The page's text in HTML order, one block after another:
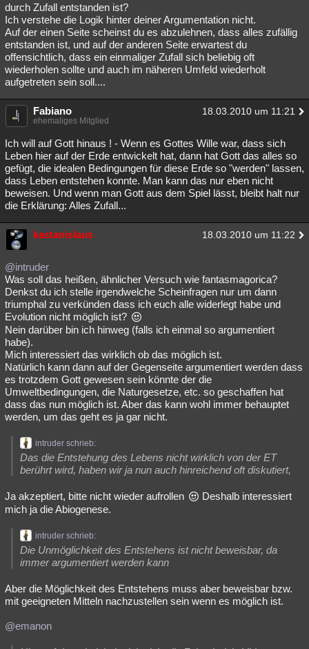
durch Zufall entstanden ist?
Ich verstehe die Logik hinter deiner Argumentation nicht.
Auf der einen Seite scheinst du es abzulehnen, dass alles zufällig
entstanden ist, und auf der anderen Seite erwartest du
offensichtlich, dass ein einmaliger Zufall sich beliebig oft
wiederholen sollte und auch im näheren Umfeld wiederholt
aufgetreten sein soll....
Fabiano 18.03.2010 um 11:21
ehemaliges Mitglied
Ich will auf Gott hinaus ! - Wenn es Gottes Wille war, dass sich
Leben hier auf der Erde entwickelt hat, dann hat Gott das alles so
gefügt, die idealen Bedingungen für diese Erde so "werden" lassen,
dass Leben entstehen konnte. Man kann das nur eben nicht
beweisen. Und wenn man Gott aus dem Spiel lässt, bleibt halt nur
die Erklärung: Alles Zufall...
kastanislaus 18.03.2010 um 11:22
@intruder
Was soll das heißen, ähnlicher Versuch wie fantasmagorica?
Denkst du ich stelle irgendwelche Scheinfragen nur um dann
triumphal zu verkünden dass ich euch alle widerlegt habe und
Evolution nicht möglich ist?
Nein darüber bin ich hinweg (falls ich einmal so argumentiert
habe).
Mich interessiert das wirklich ob das möglich ist.
Natürlich kann dann auf der Gegenseite argumentiert werden dass
es trotzdem Gott gewesen sein könnte der die
Umweltbedingungen, die Naturgesetze, etc. so geschaffen hat
dass das nun möglich ist. Aber das kann wohl immer behauptet
werden, um das geht es ja gar nicht.
intruder schrieb:
Das die Entstehung des Lebens nicht wirklich von der ET
berührt wird, haben wir ja nun auch hinreichend oft diskutiert,
Ja akzeptiert, bitte nicht wieder aufrollen
Deshalb interessiert
mich ja die Abiogenese.
intruder schrieb:
Die Unmöglichkeit des Entstehens ist nicht beweisbar, da
immer argumentiert werden kann
Aber die Möglichkeit des Entstehens muss aber beweisbar bzw.
mit geeigneten Mitteln nachzustellen sein wenn es möglich ist.
@emanon